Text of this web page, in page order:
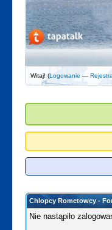
Witaj! (Logowanie —
Chlopcy Rometowcy -
Nie nastąpiło